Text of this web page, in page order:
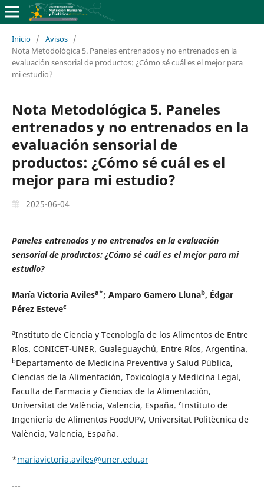
Inicio / Avisos /
Nota Metodológica 5. Paneles entrenados y no entrenados en la
evaluación sensorial de productos: ¿Cómo sé cuál es el mejor para
mi estudio?
Nota Metodológica 5. Paneles
entrenados y no entrenados en la
evaluación sensorial de
productos: ¿Cómo sé cuál es el
mejor para mi estudio?
2025-06-04
Paneles entrenados y no entrenados en la evaluación
sensorial de productos: ¿Cómo sé cuál es el mejor para mi
estudio?
María Victoria Avilesa*; Amparo Gamero Llunab, Édgar
Pérez Estevec
aInstituto de Ciencia y Tecnología de los Alimentos de Entre
Ríos. CONICET-UNER. Gualeguaychú, Entre Ríos, Argentina.
bDepartamento de Medicina Preventiva y Salud Pública,
Ciencias de la Alimentación, Toxicología y Medicina Legal,
Faculta de Farmacia y Ciencias de la Alimentación,
Universitat de València, Valencia, España. cInstituto de
Ingeniería de Alimentos FoodUPV, Universitat Politècnica de
València, Valencia, España.
*mariavictoria.aviles@uner.edu.ar
---